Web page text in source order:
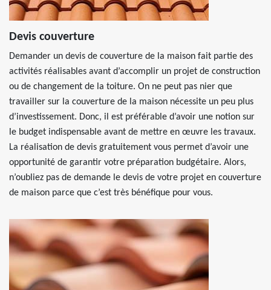
Devis couverture
Demander un devis de couverture de la maison fait partie des
activités réalisables avant d’accomplir un projet de construction
ou de changement de la toiture. On ne peut pas nier que
travailler sur la couverture de la maison nécessite un peu plus
d’investissement. Donc, il est préférable d’avoir une notion sur
le budget indispensable avant de mettre en œuvre les travaux.
La réalisation de devis gratuitement vous permet d’avoir une
opportunité de garantir votre préparation budgétaire. Alors,
n’oubliez pas de demande le devis de votre projet en couverture
de maison parce que c’est très bénéfique pour vous.